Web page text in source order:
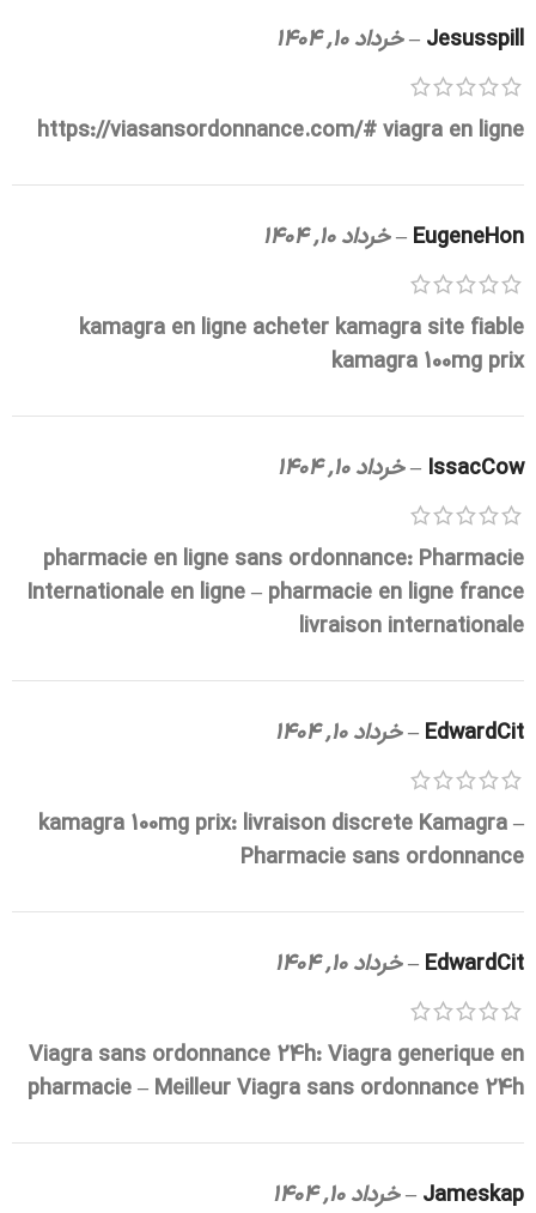
Jesusspill
–خرداد 10, 1404
https://viasansordonnance.com/#viagra en ligne
EugeneHon
–خرداد 10, 1404
kamagra en ligne acheter kamagra site fiable
kamagra 100mg prix
IssacCow
–خرداد 10, 1404
pharmacie en ligne sans ordonnance: Pharmacie
Internationale en ligne– pharmacie en ligne france
livraison internationale
EdwardCit
–خرداد 10, 1404
kamagra 100mg prix: livraison discrete Kamagra–
Pharmacie sans ordonnance
EdwardCit
–خرداد 10, 1404
Viagra sans ordonnance 24h:Viagra generique en
pharmacie– Meilleur Viagra sans ordonnance 24h
Jameskap
–خرداد 10, 1404